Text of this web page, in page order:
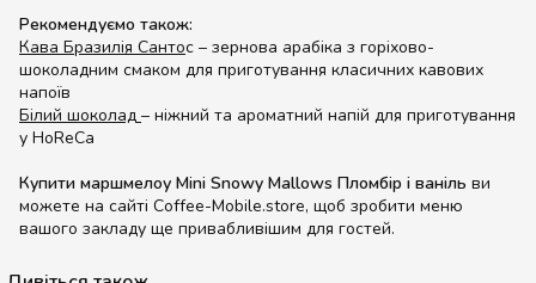
Рекомендуємо також:
Кава Бразилія Сантос – зернова арабіка з горіхово-
шоколадним смаком для приготування класичних кавових
напоїв
Білий шоколад – ніжний та ароматний напій для приготування
у HoReCa
Купити маршмелоу Mini Snowy Mallows Пломбір і ваніль ви
можете на сайті Coffee-Mobile.store, щоб зробити меню
вашого закладу ще привабливішим для гостей.